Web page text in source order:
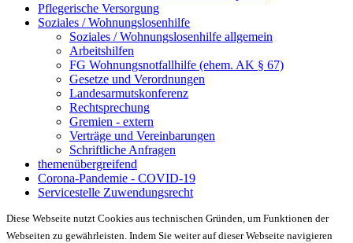
Pflegerische Versorgung
Soziales / Wohnungslosenhilfe
Soziales / Wohnungslosenhilfe allgemein
Arbeitshilfen
FG Wohnungsnotfallhilfe (ehem. AK § 67)
Gesetze und Verordnungen
Landesarmutskonferenz
Rechtsprechung
Gremien - extern
Verträge und Vereinbarungen
Schriftliche Anfragen
themenübergreifend
Corona-Pandemie - COVID-19
Servicestelle Zuwendungsrecht
Diese Webseite nutzt Cookies aus technischen Gründen, um Funktionen der
Webseiten zu gewährleisten. Indem Sie weiter auf dieser Webseite navigieren